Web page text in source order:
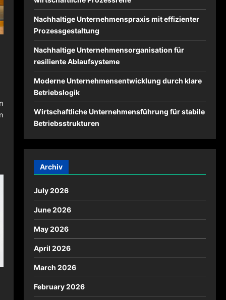
Nachhaltige Unternehmenspraxis mit effizienter
Prozessgestaltung
Nachhaltige Unternehmensorganisation für
resiliente Ablaufsysteme
Moderne Unternehmensentwicklung durch klare
Betriebslogik
Wirtschaftliche Unternehmensführung für stabile
Betriebsstrukturen
Archiv
July 2026
June 2026
May 2026
April 2026
March 2026
February 2026